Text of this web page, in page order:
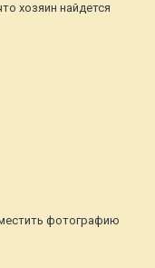
хозяин найдется
фотографию